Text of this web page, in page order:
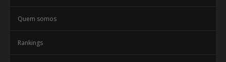
Quem somos
Rankings